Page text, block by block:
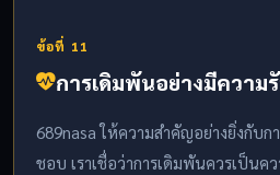
ข้อที่ 11
การเดิมพันอย่างมีความ
689nasa ให้ความสำคัญอย่างยิ่งกับ
ชอบ เราเชื่อว่าการเดิมพันควรเป็นค